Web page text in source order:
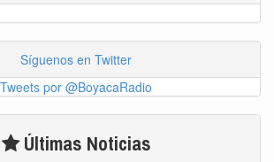
Síguenos en Twitter
Tweets por @BoyacaRadio
Últimas Noticias